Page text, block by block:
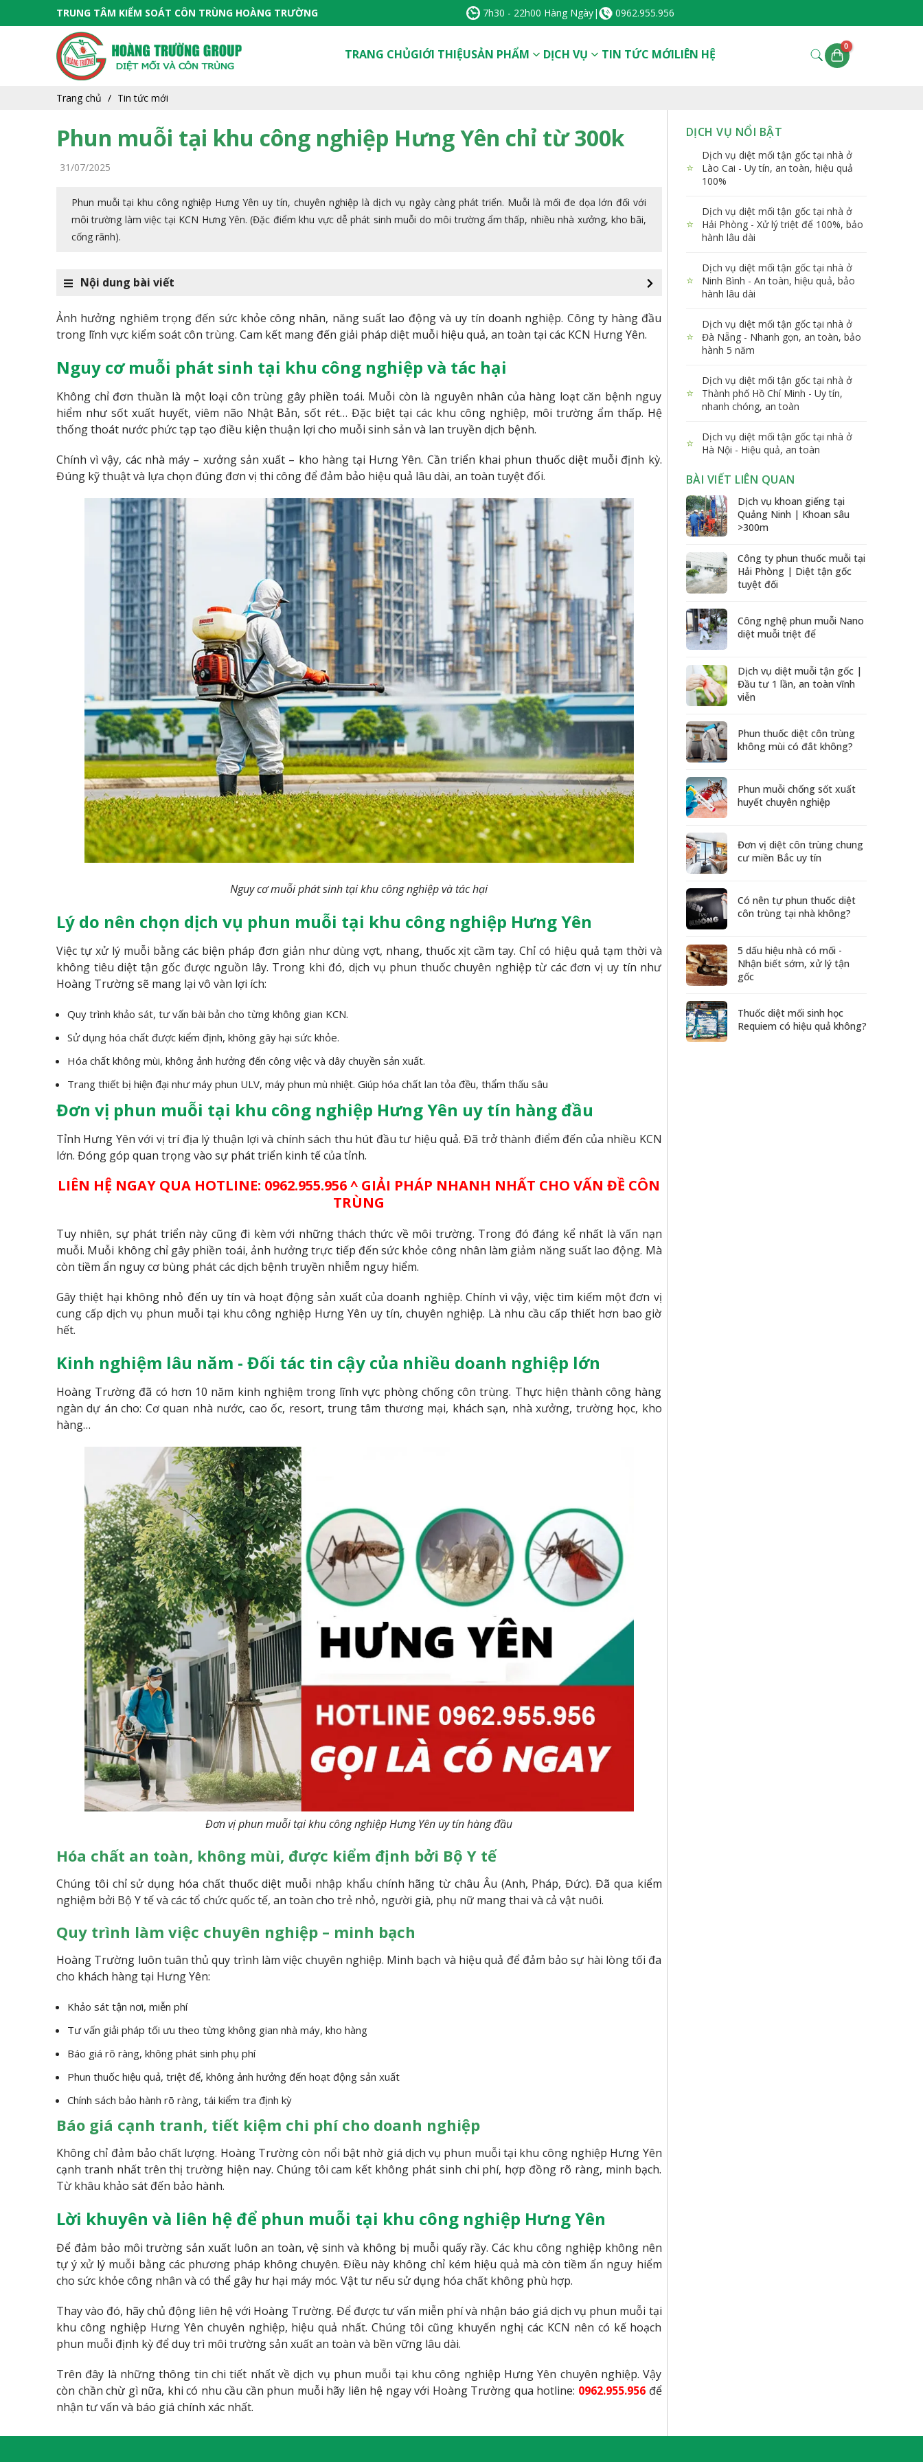
TRUNG TÂM KIỂM SOÁT CÔN TRÙNG HOÀNG TRƯỜNG 7h30 - 22h00 Hàng Ngày| 0962.955.956
TRANG CHỦGIỚI THIỆUSẢN PHẨM DỊCH VỤ TIN TỨC MỚILIÊN HỆ
Trang chủ Tin tức mới
Phun muỗi tại khu công nghiệp Hưng Yên chỉ từ 300k
31/07/2025
Phun muỗi tại khu công nghiệp Hưng Yên uy tín, chuyên nghiệp là dịch vụ ngày càng phát triển. Muỗi là mối đe dọa lớn đối với
môi trường làm việc tại KCN Hưng Yên. (Đặc điểm khu vực dễ phát sinh muỗi do môi trường ẩm thấp, nhiều nhà xưởng, kho bãi,
cống rãnh).
Nội dung bài viết
Ảnh hưởng nghiêm trọng đến sức khỏe công nhân, năng suất lao động và uy tín doanh nghiệp. Công ty hàng đầu
trong lĩnh vực kiểm soát côn trùng. Cam kết mang đến giải pháp diệt muỗi hiệu quả, an toàn tại các KCN Hưng Yên.
Nguy cơ muỗi phát sinh tại khu công nghiệp và tác hại
Không chỉ đơn thuần là một loại côn trùng gây phiền toái. Muỗi còn là nguyên nhân của hàng loạt căn bệnh nguy
hiểm như sốt xuất huyết, viêm não Nhật Bản, sốt rét… Đặc biệt tại các khu công nghiệp, môi trường ẩm thấp. Hệ
thống thoát nước phức tạp tạo điều kiện thuận lợi cho muỗi sinh sản và lan truyền dịch bệnh.
Chính vì vậy, các nhà máy – xưởng sản xuất – kho hàng tại Hưng Yên. Cần triển khai phun thuốc diệt muỗi định kỳ.
Đúng kỹ thuật và lựa chọn đúng đơn vị thi công để đảm bảo hiệu quả lâu dài, an toàn tuyệt đối.
Nguy cơ muỗi phát sinh tại khu công nghiệp và tác hại
Lý do nên chọn dịch vụ phun muỗi tại khu công nghiệp Hưng Yên
Việc tự xử lý muỗi bằng các biện pháp đơn giản như dùng vợt, nhang, thuốc xịt cầm tay. Chỉ có hiệu quả tạm thời và
không tiêu diệt tận gốc được nguồn lây. Trong khi đó, dịch vụ phun thuốc chuyên nghiệp từ các đơn vị uy tín như
Hoàng Trường sẽ mang lại vô vàn lợi ích:
Quy trình khảo sát, tư vấn bài bản cho từng không gian KCN.
Sử dụng hóa chất được kiểm định, không gây hại sức khỏe.
Hóa chất không mùi, không ảnh hưởng đến công việc và dây chuyền sản xuất.
Trang thiết bị hiện đại như máy phun ULV, máy phun mù nhiệt. Giúp hóa chất lan tỏa đều, thẩm thấu sâu
Đơn vị phun muỗi tại khu công nghiệp Hưng Yên uy tín hàng đầu
Tỉnh Hưng Yên với vị trí địa lý thuận lợi và chính sách thu hút đầu tư hiệu quả. Đã trở thành điểm đến của nhiều KCN
lớn. Đóng góp quan trọng vào sự phát triển kinh tế của tỉnh.
LIÊN HỆ NGAY QUA HOTLINE: 0962.955.956 ^ GIẢI PHÁP NHANH NHẤT CHO VẤN ĐỀ CÔN
TRÙNG
Tuy nhiên, sự phát triển này cũng đi kèm với những thách thức về môi trường. Trong đó đáng kể nhất là vấn nạn
muỗi. Muỗi không chỉ gây phiền toái, ảnh hưởng trực tiếp đến sức khỏe công nhân làm giảm năng suất lao động. Mà
còn tiềm ẩn nguy cơ bùng phát các dịch bệnh truyền nhiễm nguy hiểm.
Gây thiệt hại không nhỏ đến uy tín và hoạt động sản xuất của doanh nghiệp. Chính vì vậy, việc tìm kiếm một đơn vị
cung cấp dịch vụ phun muỗi tại khu công nghiệp Hưng Yên uy tín, chuyên nghiệp. Là nhu cầu cấp thiết hơn bao giờ
hết.
Kinh nghiệm lâu năm - Đối tác tin cậy của nhiều doanh nghiệp lớn
Hoàng Trường đã có hơn 10 năm kinh nghiệm trong lĩnh vực phòng chống côn trùng. Thực hiện thành công hàng
ngàn dự án cho: Cơ quan nhà nước, cao ốc, resort, trung tâm thương mại, khách sạn, nhà xưởng, trường học, kho
hàng…
Đơn vị phun muỗi tại khu công nghiệp Hưng Yên uy tín hàng đầu
Hóa chất an toàn, không mùi, được kiểm định bởi Bộ Y tế
Chúng tôi chỉ sử dụng hóa chất thuốc diệt muỗi nhập khẩu chính hãng từ châu Âu (Anh, Pháp, Đức). Đã qua kiểm
nghiệm bởi Bộ Y tế và các tổ chức quốc tế, an toàn cho trẻ nhỏ, người già, phụ nữ mang thai và cả vật nuôi.
Quy trình làm việc chuyên nghiệp – minh bạch
Hoàng Trường luôn tuân thủ quy trình làm việc chuyên nghiệp. Minh bạch và hiệu quả để đảm bảo sự hài lòng tối đa
cho khách hàng tại Hưng Yên:
Khảo sát tận nơi, miễn phí
Tư vấn giải pháp tối ưu theo từng không gian nhà máy, kho hàng
Báo giá rõ ràng, không phát sinh phụ phí
Phun thuốc hiệu quả, triệt để, không ảnh hưởng đến hoạt động sản xuất
Chính sách bảo hành rõ ràng, tái kiểm tra định kỳ
Báo giá cạnh tranh, tiết kiệm chi phí cho doanh nghiệp
Không chỉ đảm bảo chất lượng. Hoàng Trường còn nổi bật nhờ giá dịch vụ phun muỗi tại khu công nghiệp Hưng Yên
cạnh tranh nhất trên thị trường hiện nay. Chúng tôi cam kết không phát sinh chi phí, hợp đồng rõ ràng, minh bạch.
Từ khâu khảo sát đến bảo hành.
Lời khuyên và liên hệ để phun muỗi tại khu công nghiệp Hưng Yên
Để đảm bảo môi trường sản xuất luôn an toàn, vệ sinh và không bị muỗi quấy rầy. Các khu công nghiệp không nên
tự ý xử lý muỗi bằng các phương pháp không chuyên. Điều này không chỉ kém hiệu quả mà còn tiềm ẩn nguy hiểm
cho sức khỏe công nhân và có thể gây hư hại máy móc. Vật tư nếu sử dụng hóa chất không phù hợp.
Thay vào đó, hãy chủ động liên hệ với Hoàng Trường. Để được tư vấn miễn phí và nhận báo giá dịch vụ phun muỗi tại
khu công nghiệp Hưng Yên chuyên nghiệp, hiệu quả nhất. Chúng tôi cũng khuyến nghị các KCN nên có kế hoạch
phun muỗi định kỳ để duy trì môi trường sản xuất an toàn và bền vững lâu dài.
Trên đây là những thông tin chi tiết nhất về dịch vụ phun muỗi tại khu công nghiệp Hưng Yên chuyên nghiệp. Vậy
còn chần chừ gì nữa, khi có nhu cầu cần phun muỗi hãy liên hệ ngay với Hoàng Trường qua hotline: 0962.955.956để
nhận tư vấn và báo giá chính xác nhất.
DỊCH VỤ NỔI BẬT
⭐
Dịch vụ diệt mối tận gốc tại nhà ở
Lào Cai - Uy tín, an toàn, hiệu quả
100%
⭐
Dịch vụ diệt mối tận gốc tại nhà ở
Hải Phòng - Xử lý triệt để 100%, bảo
hành lâu dài
⭐
Dịch vụ diệt mối tận gốc tại nhà ở
Ninh Bình - An toàn, hiệu quả, bảo
hành lâu dài
⭐
Dịch vụ diệt mối tận gốc tại nhà ở
Đà Nẵng - Nhanh gọn, an toàn, bảo
hành 5 năm
⭐
Dịch vụ diệt mối tận gốc tại nhà ở
Thành phố Hồ Chí Minh - Uy tín,
nhanh chóng, an toàn
⭐
Dịch vụ diệt mối tận gốc tại nhà ở
Hà Nội - Hiệu quả, an toàn
BÀI VIẾT LIÊN QUAN
Dịch vụ khoan giếng tại
Quảng Ninh | Khoan sâu
>300m
Công ty phun thuốc muỗi tại
Hải Phòng | Diệt tận gốc
tuyệt đối
Công nghệ phun muỗi Nano
diệt muỗi triệt để
Dịch vụ diệt muỗi tận gốc |
Đầu tư 1 lần, an toàn vĩnh
viễn
Phun thuốc diệt côn trùng
không mùi có đắt không?
Phun muỗi chống sốt xuất
huyết chuyên nghiệp
Đơn vị diệt côn trùng chung
cư miền Bắc uy tín
Có nên tự phun thuốc diệt
côn trùng tại nhà không?
5 dấu hiệu nhà có mối -
Nhận biết sớm, xử lý tận
gốc
Thuốc diệt mối sinh học
Requiem có hiệu quả không?